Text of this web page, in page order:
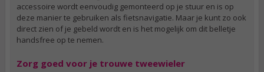
accessoire wordt eenvoudig gemonteerd op je stuur en is op
deze manier te gebruiken als fietsnavigatie. Maar je kunt zo ook
direct zien of je gebeld wordt en is het mogelijk om dit belletje
handsfree op te nemen.
Zorg goed voor je trouwe tweewieler